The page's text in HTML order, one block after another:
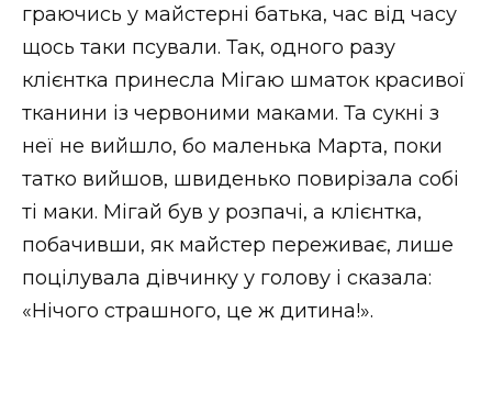
граючись у майстерні батька, час від часу
щось таки псували. Так, одного разу
клієнтка принесла Мігаю шматок красивої
тканини із червоними маками. Та сукні з
неї не вийшло, бо маленька Марта, поки
татко вийшов, швиденько повирізала собі
ті маки. Мігай був у розпачі, а клієнтка,
побачивши, як майстер переживає, лише
поцілувала дівчинку у голову і сказала:
«Нічого страшного, це ж дитина!».